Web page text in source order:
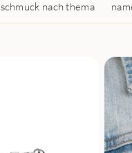
schmuck nach thema